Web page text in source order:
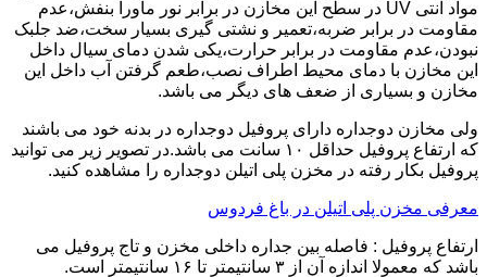
مواد آنتی UV در سطح این مخازن در برابر نور ماورا بنفش،عدم
مقاومت در برابر ضربه،تعمیر و نشتی گیری بسیار سخت،ضد جلبک
نبودن،عدم مقاومت در برابر حرارت،یکی شدن دمای سیال داخل
این مخازن با دمای محیط اطراف نصب،طعم گرفتن آب داخل این
مخازن و بسیاری از ضعف های دیگر می باشد.
ولی مخازن دوجداره دارای پروفیل دوجداره در بدنه خود می باشند
که ارتفاع پروفیل حداقل ۱۰ سانت می باشد.در تصویر زیر می توانید
پروفیل بکار رفته در مخزن پلی اتیلن دوجداره را مشاهده کنید.
معرفی مخزن پلی اتیلن در باغ فردوس
ارتفاع پروفیل : فاصله بین جداره داخلی مخزن و تاج پروفیل می
باشد که معمولا اندازه آن از ۳ سانتیمتر تا ۱۶ سانتیمتر است.